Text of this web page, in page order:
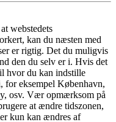
webstedets
kan du næsten med
er rigtig. Det du muligvis
den du selv er i. Hvis det
hvor du kan indstille
for eksempel København,
osv. Vær opmærksom på
at ændre tidszonen,
kun kan ændres af